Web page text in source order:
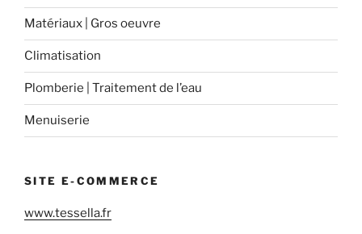
Matériaux | Gros oeuvre
Climatisation
Plomberie | Traitement de l’eau
Menuiserie
SITE E-COMMERCE
www.tessella.fr